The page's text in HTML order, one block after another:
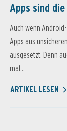
Apps sind
Auch wenn
Apps aus
ausgesetzt. Denn
mal...
ARTIKEL LESEN